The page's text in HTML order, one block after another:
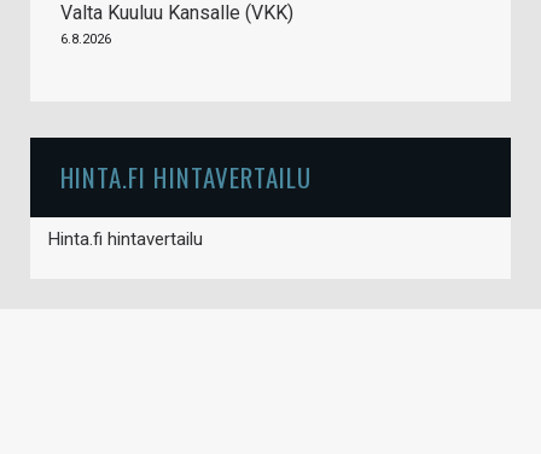
Valta Kuuluu Kansalle (VKK)
6.8.2026
HINTA.FI HINTAVERTAILU
Hinta.fi hintavertailu